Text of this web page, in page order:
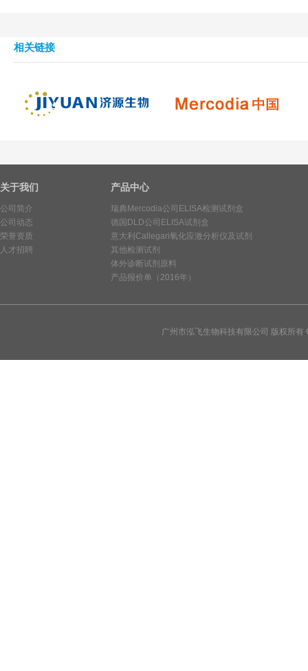
相关链接
关于我们 产品中心
公司简介
瑞典Mercodia公司ELISA检测试剂盒
公司动态
德国DLD公司ELISA试剂盒
荣誉资质
意大利Callegari氧化应激分析仪及试剂
人才招聘
其他检测试剂
体外诊断试剂原料
产品报价单（2016年）
广州市泓飞生物科技有限公司 版权所